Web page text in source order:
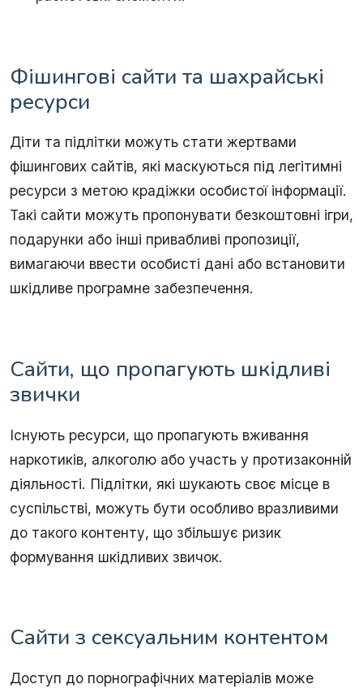
Фішингові сайти та шахрайські
ресурси
Діти та підлітки можуть стати жертвами
фішингових сайтів, які маскуються під легітимні
ресурси з метою крадіжки особистої інформації.
Такі сайти можуть пропонувати безкоштовні ігри,
подарунки або інші привабливі пропозиції,
вимагаючи ввести особисті дані або встановити
шкідливе програмне забезпечення.
Сайти, що пропагують шкідливі
звички
Існують ресурси, що пропагують вживання
наркотиків, алкоголю або участь у протизаконній
діяльності. Підлітки, які шукають своє місце в
суспільстві, можуть бути особливо вразливими
до такого контенту, що збільшує ризик
формування шкідливих звичок.
Сайти з сексуальним контентом
Доступ до порнографічних матеріалів може